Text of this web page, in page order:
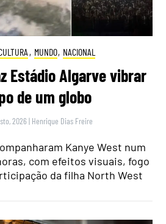
, MUNDO, NACIONAL
Estádio Algarve vibrar
de um globo
2026 | Henrique Dias Freire
Kanye West num
com efeitos visuais, fogo
da filha North West